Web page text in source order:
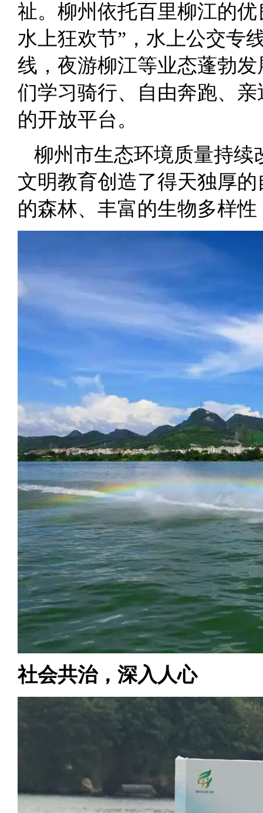
祉。柳州依托百里柳江的
水上狂欢节”，水上公交专
线，夜游柳江等业态蓬勃
们学习骑行、自由奔跑、
的开放平台。
柳州市生态环境质量持续
文明教育创造了得天独厚
的森林、丰富的生物多样
社会共治，深入人心